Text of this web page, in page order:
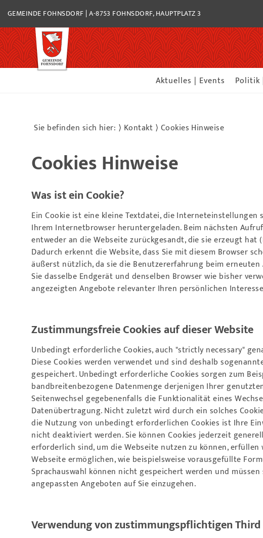
GEMEINDE FOHNSDORF | A-8753 FOHNSDORF, HAUPTPLATZ 3
Aktuelles | Events Politik
Sie befinden sich hier: ⟩ Kontakt ⟩ Cookies Hinweise
Cookies Hinweise
Was ist ein Cookie?
Ein Cookie ist eine kleine Textdatei, die
Ihrem Internetbrowser heruntergeladen. Beim nächsten
entweder an die Webseite zurückgesandt, die sie erzeugt
Dadurch erkennt die Website, dass Sie mit diesem Browser
äußerst nützlich, da sie die Benutzererfahrung beim
Sie dasselbe Endgerät und denselben Browser wie bisher
angezeigten Angebote relevanter Ihren persönlichen
Zustimmungsfreie Cookies auf dieser Website
Unbedingt erforderliche Cookies, auch "strictly necessary"
Diese Cookies werden verwendet und sind deshalb
gespeichert. Unbedingt erforderliche Cookies sorgen zum
bandbreitenbezogene Datenmenge derjenigen Ihrer
Seitenwechsel gegebenenfalls die Funktionalität eines
Datenübertragung. Nicht zuletzt wird durch ein solches
die Nutzung von unbedingt erforderlichen Cookies ist Ihre
nicht deaktiviert werden. Sie können Cookies jederzeit
erforderlich sind, um die Webseite nutzen zu können,
Webseite ermöglichen, wie beispielsweise vorausgefüllte
Sprachauswahl können nicht gespeichert werden und
angepassten Angeboten auf Sie einzugehen.
Verwendung von zustimmungspflichtigen